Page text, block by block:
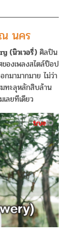
นคร
(นิวเวอรี่) ศิลปิน
องเพลงสไตล์ป็อป
กมามากมาย ไม่ว่า
ทะลุหลักสิบล้าน
ลยทีเดียว